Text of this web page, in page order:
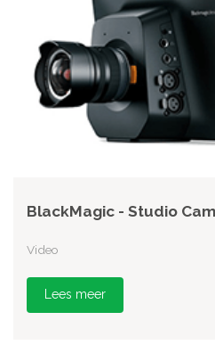
BlackMagic - Studio
Video
Lees meer